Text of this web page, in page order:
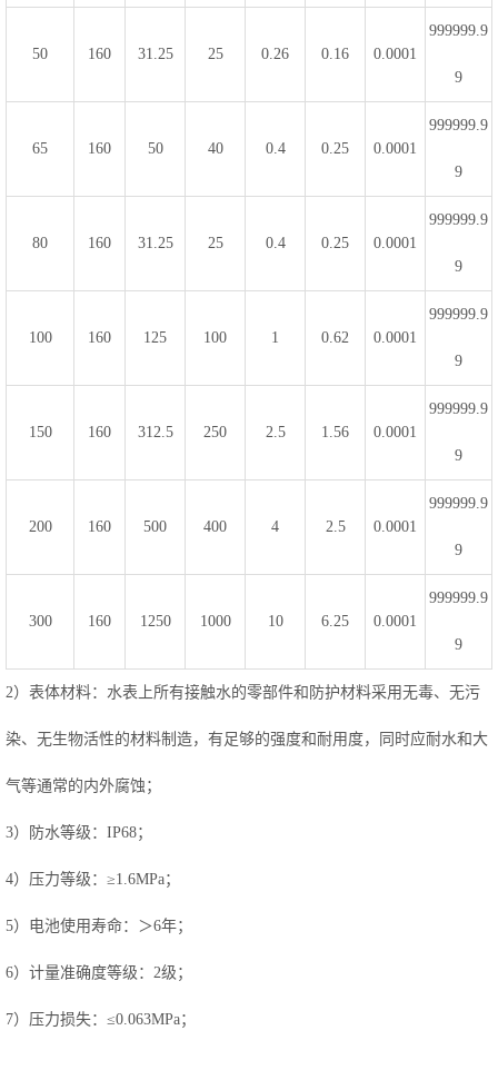
50 160 31.25 25 0.26 0.16 0.0001
999999.9
9
65 160 50 40 0.4 0.25 0.0001
999999.9
9
80 160 31.25 25 0.4 0.25 0.0001
999999.9
9
100 160 125 100 1 0.62 0.0001
999999.9
9
150 160 312.5 250 2.5 1.56 0.0001
999999.9
9
200 160 500 400 4 2.5 0.0001
999999.9
9
300 160 1250 1000 10 6.25 0.0001
999999.9
9
2）表体材料：水表上所有接触水的零部件和防护材料采用无毒、无污
染、无生物活性的材料制造，有足够的强度和耐用度，同时应耐水和大
气等通常的内外腐蚀；
3）防水等级：IP68；
4）压力等级：≥1.6MPa；
5）电池使用寿命：＞6年；
6）计量准确度等级：2级；
7）压力损失：≤0.063MPa；